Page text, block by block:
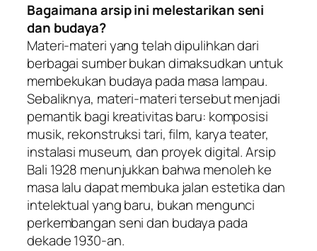
Bagaimana arsip ini melestarikan seni
dan budaya?
Materi-materi yang telah dipulihkan dari
berbagai sumber bukan dimaksudkan untuk
membekukan budaya pada masa lampau.
Sebaliknya, materi-materi tersebut menjadi
pemantik bagi kreativitas baru: komposisi
musik, rekonstruksi tari, film, karya teater,
instalasi museum, dan proyek digital. Arsip
Bali 1928 menunjukkan bahwa menoleh ke
masa lalu dapat membuka jalan estetika dan
intelektual yang baru, bukan mengunci
perkembangan seni dan budaya pada
dekade 1930-an.